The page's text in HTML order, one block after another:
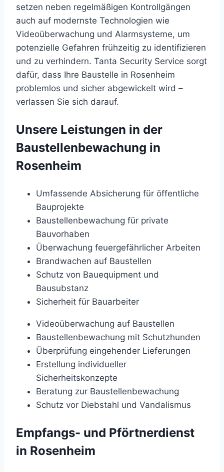
setzen neben regelmäßigen Kontrollgängen
auch auf modernste Technologien wie
Videoüberwachung und Alarmsysteme, um
potenzielle Gefahren frühzeitig zu identifizieren
und zu verhindern. Tanta Security Service sorgt
dafür, dass Ihre Baustelle in Rosenheim
problemlos und sicher abgewickelt wird –
verlassen Sie sich darauf.
Unsere Leistungen in der
Baustellenbewachung in
Rosenheim
Umfassende Absicherung für öffentliche
Bauprojekte
Baustellenbewachung für private
Bauvorhaben
Überwachung feuergefährlicher Arbeiten
Brandwachen auf Baustellen
Schutz von Bauequipment und
Bausubstanz
Sicherheit für Bauarbeiter
Videoüberwachung auf Baustellen
Baustellenbewachung mit Schutzhunden
Überprüfung eingehender Lieferungen
Erstellung individueller
Sicherheitskonzepte
Beratung zur Baustellenbewachung
Schutz vor Diebstahl und Vandalismus
Empfangs- und Pförtnerdienst
in Rosenheim